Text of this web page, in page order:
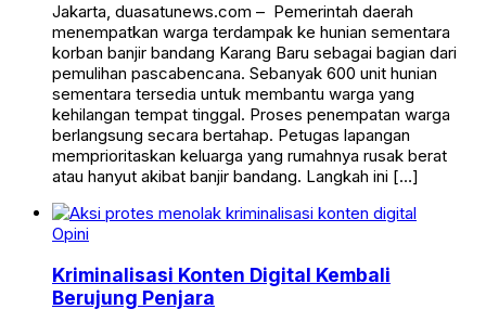
Jakarta, duasatunews.com – Pemerintah daerah
menempatkan warga terdampak ke hunian sementara
korban banjir bandang Karang Baru sebagai bagian dari
pemulihan pascabencana. Sebanyak 600 unit hunian
sementara tersedia untuk membantu warga yang
kehilangan tempat tinggal. Proses penempatan warga
berlangsung secara bertahap. Petugas lapangan
memprioritaskan keluarga yang rumahnya rusak berat
atau hanyut akibat banjir bandang. Langkah ini […]
Opini
Kriminalisasi Konten Digital Kembali
Berujung Penjara